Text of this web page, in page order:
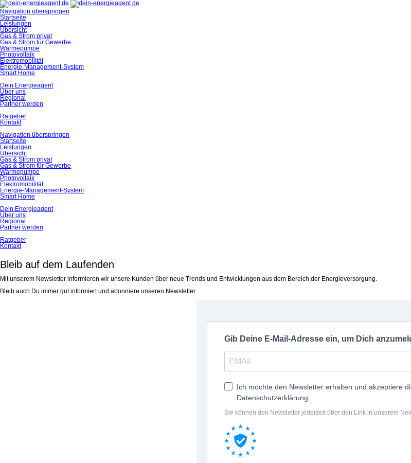
Navigation überspringen
Startseite
Leistungen
Übersicht
Gas & Strom privat
Gas & Strom für Gewerbe
Wärmepumpe
Photovoltaik
Elektromobilität
Energie-Management-System
Smart Home
Dein Energieagent
Über uns
Regional
Partner werden
Ratgeber
Kontakt
Navigation überspringen
Startseite
Leistungen
Übersicht
Gas & Strom privat
Gas & Strom für Gewerbe
Wärmepumpe
Photovoltaik
Elektromobilität
Energie-Management-System
Smart Home
Dein Energieagent
Über uns
Regional
Partner werden
Ratgeber
Kontakt
Bleib auf dem Laufenden
Mit unserem Newsletter informieren wir unsere Kunden über neue Trends und Entwicklungen aus dem Bereich der Energieversorgung.
Bleib auch Du immer gut informiert und abonniere unseren Newsletter.